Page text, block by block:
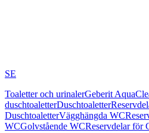
SE
Toaletter och urinalerGeberit
duschtoaletterDuschtoaletter
DuschtoaletterVägghängda WC
WCGolvstående WCReservdelar för